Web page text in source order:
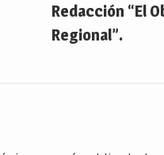
Redacción “El
Regional”.